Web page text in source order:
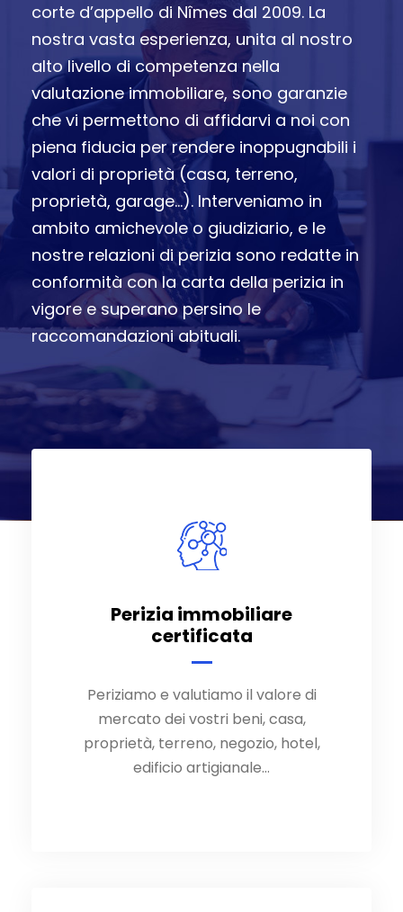
corte d’appello di Nîmes dal 2009. La
nostra vasta esperienza, unita al nostro
alto livello di competenza nella
valutazione immobiliare, sono garanzie
che vi permettono di affidarvi a noi con
piena fiducia per rendere inoppugnabili i
valori di proprietà (casa, terreno,
proprietà, garage…). Interveniamo in
ambito amichevole o giudiziario, e le
nostre relazioni di perizia sono redatte in
conformità con la carta della perizia in
vigore e superano persino le
raccomandazioni abituali.
Perizia immobiliare
certificata
Periziamo e valutiamo il valore di
mercato dei vostri beni, casa,
proprietà, terreno, negozio, hotel,
edificio artigianale…
Perizia immobiliare
certificata
mercato dei vostri beni, casa,
proprietà, terreno, negozio, hotel,
edificio artigianale…